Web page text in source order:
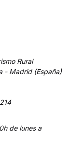
Rural
- Madrid (España)
de lunes a